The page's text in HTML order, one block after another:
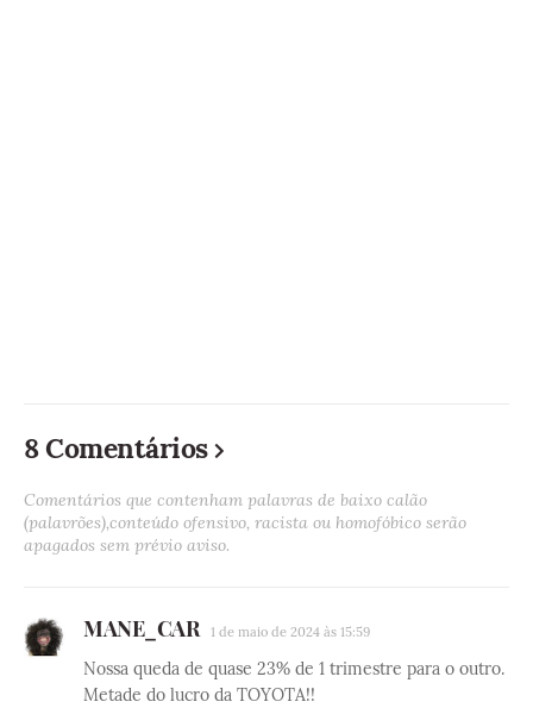
8 Comentários
Comentários que contenham palavras de baixo calão
(palavrões),conteúdo ofensivo, racista ou homofóbico serão
apagados sem prévio aviso.
MANE_CAR 1 de maio de 2024 às 15:59
Nossa queda de quase 23% de 1 trimestre para o outro.
Metade do lucro da TOYOTA!!